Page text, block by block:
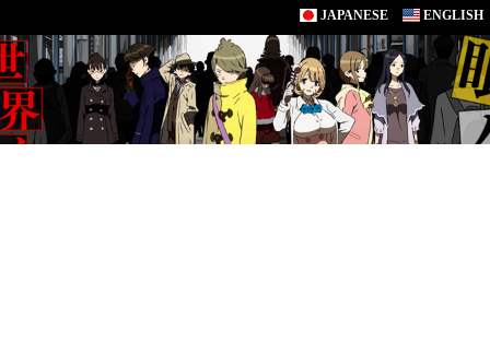
JAPANESE ENGLISH